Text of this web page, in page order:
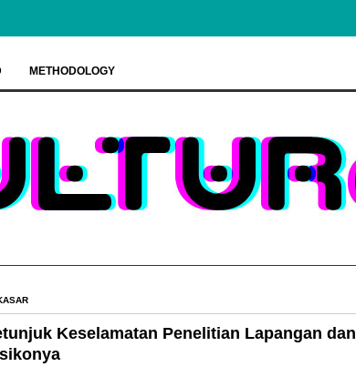
METHODOLOGY
Keselamatan Penelitian Lapangan dan